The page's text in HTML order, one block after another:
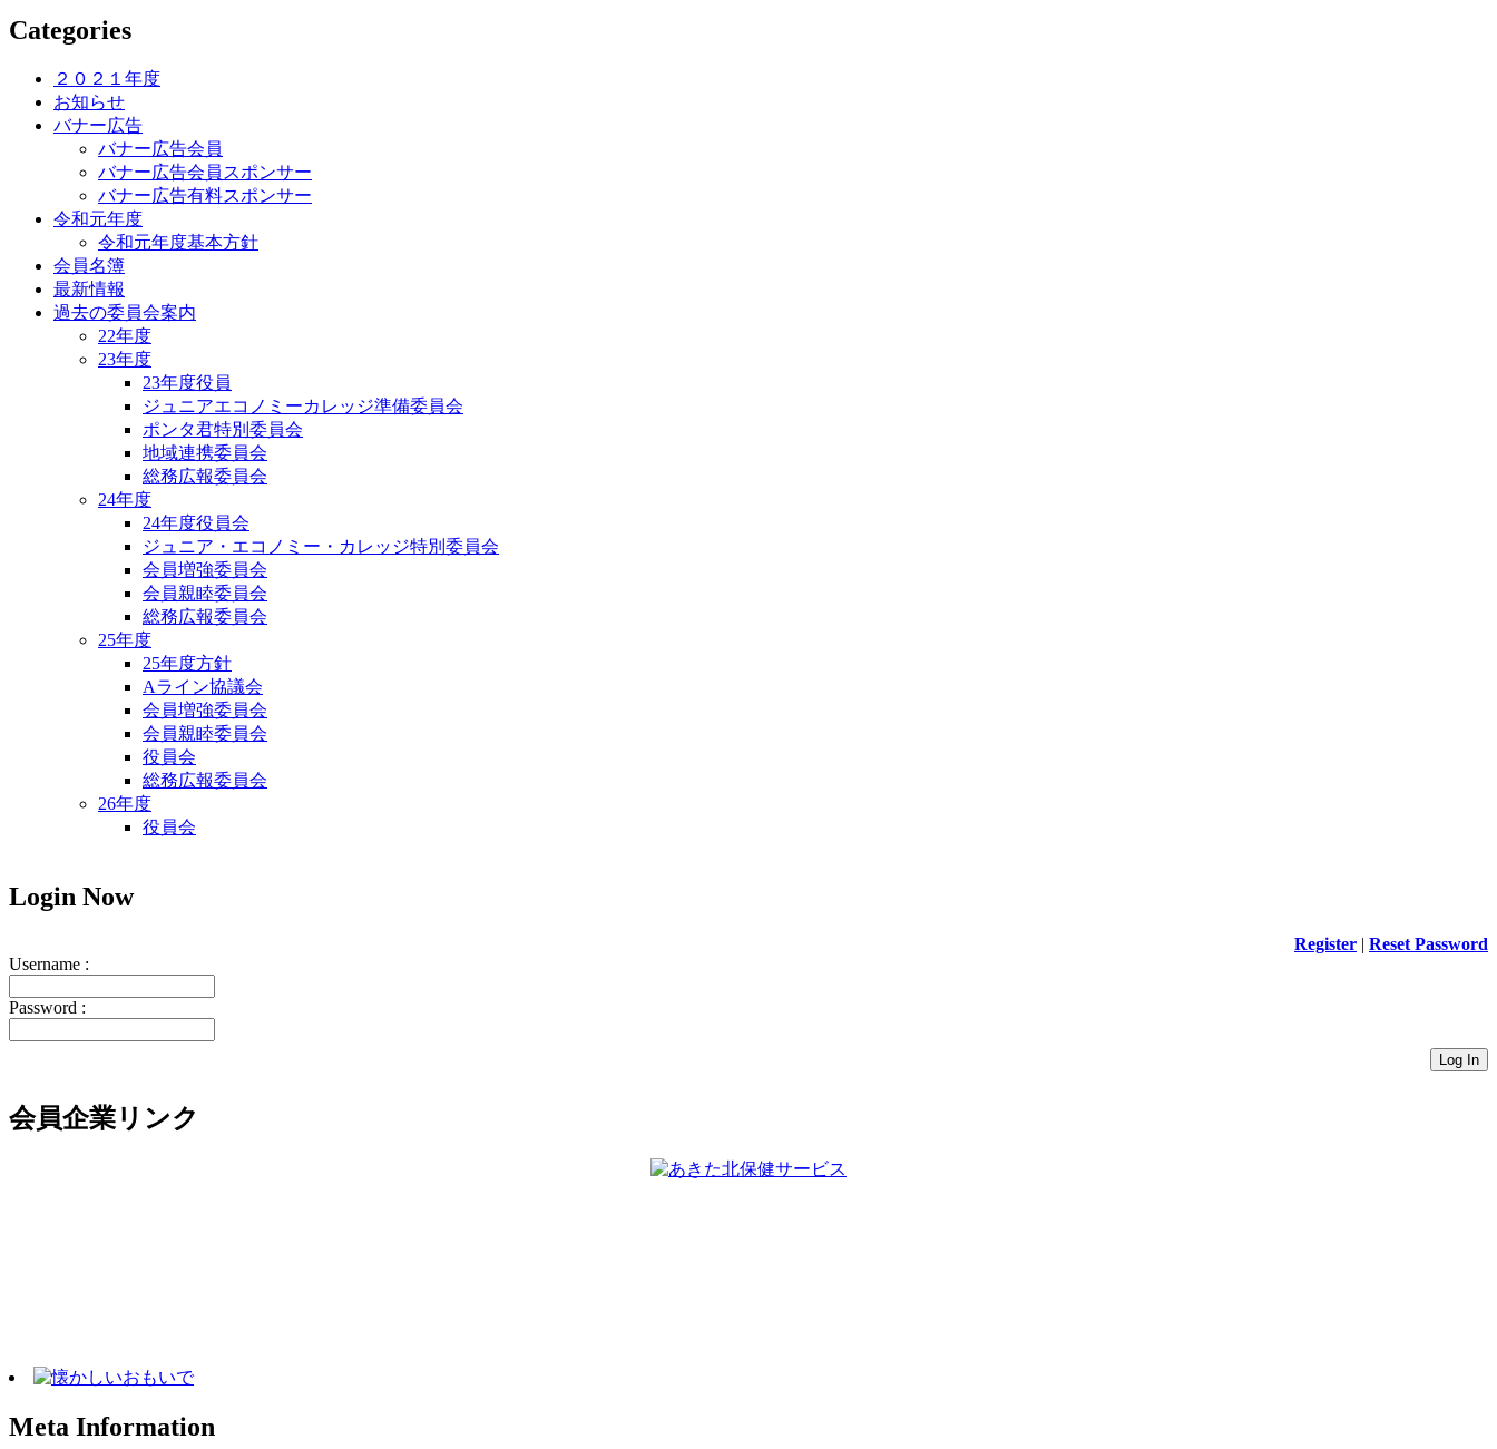
Categories
２０２１年度
お知らせ
バナー広告
バナー広告会員
バナー広告会員スポンサー
バナー広告有料スポンサー
令和元年度
令和元年度基本方針
会員名簿
最新情報
過去の委員会案内
22年度
23年度
23年度役員
ジュニアエコノミーカレッジ準備委員会
ポンタ君特別委員会
地域連携委員会
総務広報委員会
24年度
24年度役員会
ジュニア・エコノミー・カレッジ特別委員会
会員増強委員会
会員親睦委員会
総務広報委員会
25年度
25年度方針
Aライン協議会
会員増強委員会
会員親睦委員会
役員会
総務広報委員会
26年度
役員会
Login Now
Register | Reset Password
Username :
Password :
会員企業リンク
Meta Information